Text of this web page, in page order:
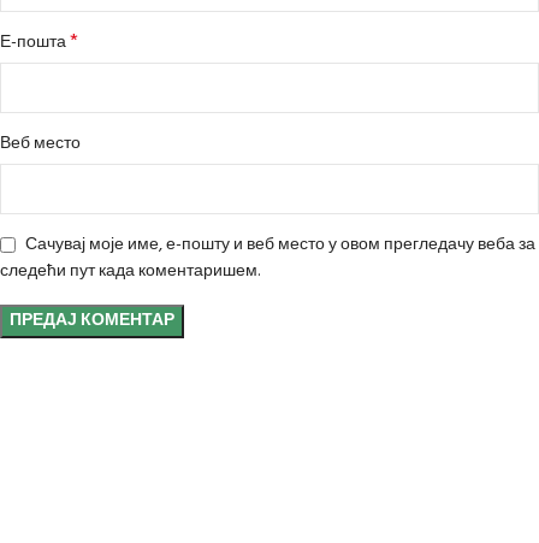
Е-пошта*
Веб место
Сачувај моје име, е-пошту и веб место у овом прегледачу веба за
следећи пут када коментаришем.